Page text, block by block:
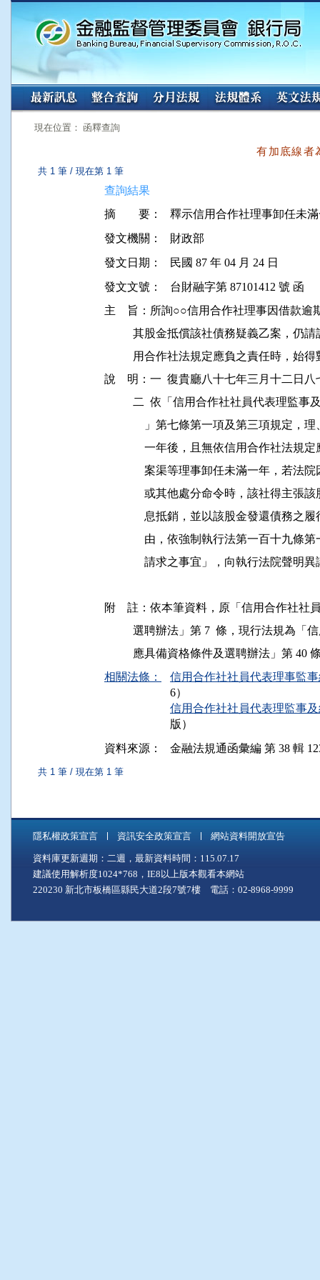
:::
現在位置： 函釋查詢
有加底線者
共 1 筆 / 現在第 1 筆
查詢結果
摘 要：
發文機關：
財政部
發文日期：
民國 87 年 04 月 24 日
發文文號：
台財融字第 87101412 號 函
主    旨：所詢○○信用合作社理事因借款逾
其股金抵償該社債務疑義乙案，
用合作社法規定應負之責任時，
說    明：一  復貴廳八十七年三月十二日
二  依「信用合作社社員代表理
」第七條第一項及第三項規定
一年後，且無依信用合作社法
案渠等理事卸任未滿一年，若
或其他處分命令時，該社得主
息抵銷，並以該股金發還債務
由，依強制執行法第一百十九
請求之事宜」，向執行法院聲明
附    註：依本筆資料，原「信用合作社社
選聘辦法」第 7  條，現行法規為
相關法條：
信用合作社社員代表理事監
6）
信用合作社社員代表理監事
版）
資料來源：
金融法規通函彙編 第 38 輯
共 1 筆 / 現在第 1 筆
隱私權政策宣言 資訊安全政策宣言 網站資料開放宣告
資料庫更新週期：二週，最新資料時間：115.07.17
建議使用解析度1024*768，IE8以上版本觀看本網站
220230 新北市板橋區縣民大道2段7號7樓 電話：02-8968-9999